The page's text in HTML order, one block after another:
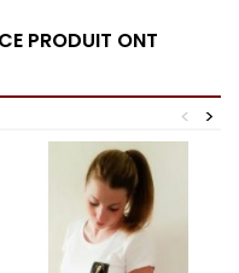
PRODUIT ONT
>
<